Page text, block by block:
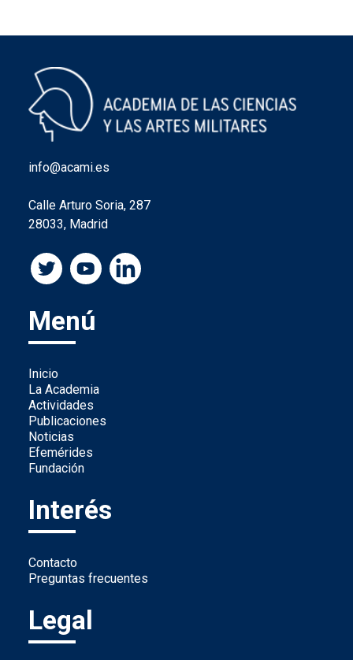
info@acami.es
Calle Arturo Soria, 287
28033, Madrid
Menú
Inicio
La Academia
Actividades
Publicaciones
Noticias
Efemérides
Fundación
Interés
Contacto
Preguntas frecuentes
Legal